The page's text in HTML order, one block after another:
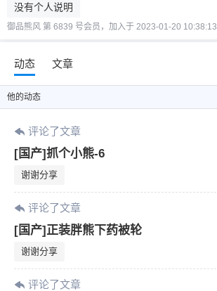
没有个人说明
御品熊风 第 6839 号会员，加入于 2023-01-20 10:38:13
动态 文章
他的动态
评论了文章
[国产]抓个小熊-6
谢谢分享
评论了文章
[国产]正装胖熊下药被轮
谢谢分享
评论了文章